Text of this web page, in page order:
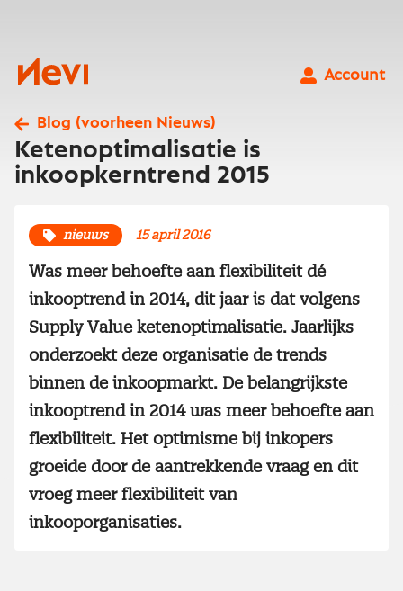
Nevi
Account
Blog (voorheen Nieuws)
Ketenoptimalisatie is
inkoopkerntrend 2015
nieuws 15 april 2016
Was meer behoefte aan flexibiliteit dé
inkooptrend in 2014, dit jaar is dat volgens
Supply Value ketenoptimalisatie. Jaarlijks
onderzoekt deze organisatie de trends
binnen de inkoopmarkt. De belangrijkste
inkooptrend in 2014 was meer behoefte aan
flexibiliteit. Het optimisme bij inkopers
groeide door de aantrekkende vraag en dit
vroeg meer flexibiliteit van
inkooporganisaties.